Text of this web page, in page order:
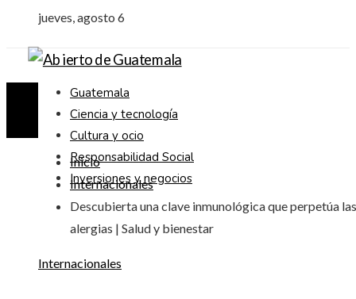
jueves, agosto 6
Guatemala
Ciencia y tecnología
Cultura y ocio
Responsabilidad Social
Inversiones y negocios
Inicio
Internacionales
Descubierta una clave inmunológica que perpetúa las
alergias | Salud y bienestar
Internacionales